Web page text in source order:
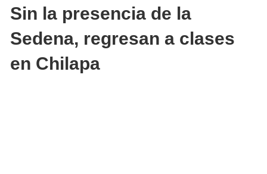
Sin la presencia de la
Sedena, regresan a clases
en Chilapa